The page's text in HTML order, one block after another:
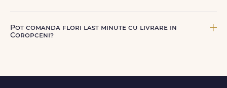
baloane, ursuleti de plus, torturi sau alte produse
premium direct in cosul de cumparaturi.
Pot comanda flori last minute cu livrare in
Coropceni?
in doar cateva ore.